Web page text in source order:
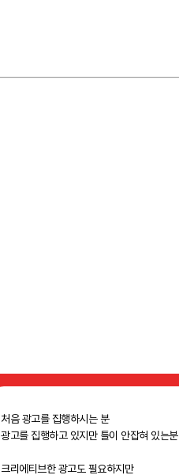
처음 광고를 집행하시는 분
광고를 집행하고 있지만 틀이 안잡혀 있는분
크리에티브한 광고도 필요하지만